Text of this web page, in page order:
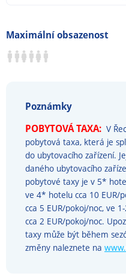
Maximální obsazenost
Poznámky
POBYTOVÁ TAXA: V
pobytová taxa, která je
do ubytovacího zařízení.
daného ubytovacího
pobytové taxy je v 5*
ve 4* hotelu cca 10 EUR/
cca 5 EUR/pokoj/noc, ve
cca 2 EUR/pokoj/noc.
taxy může být během
změny naleznete na